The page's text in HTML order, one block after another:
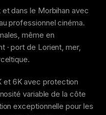
dans le Morbihan avec
professionnel cinéma.
même en
· port de Lorient, mer,
et 6K avec protection
variable de la côte
exceptionnelle pour les